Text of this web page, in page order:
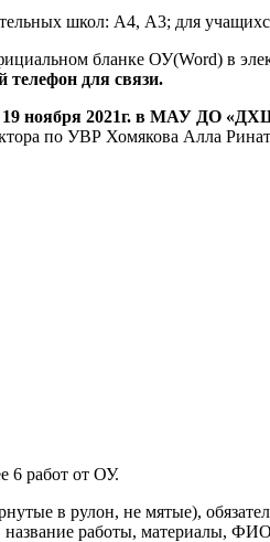
школ: А4, А3; для
бланке ОУ(Word) в
телефон для связи.
19 ноября 2021г. в МАУ ДО
по УВР Хомякова Алла
6 работ от ОУ.
в рулон, не мятые),
работы, материалы,